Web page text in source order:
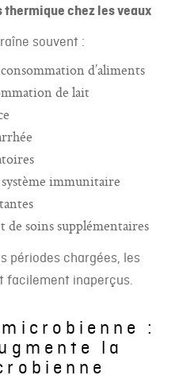
thermique chez les veaux
souvent :
d’aliments
de lait
immunitaire
de soins supplémentaires
périodes chargées, les
facilement inaperçus.
:
la